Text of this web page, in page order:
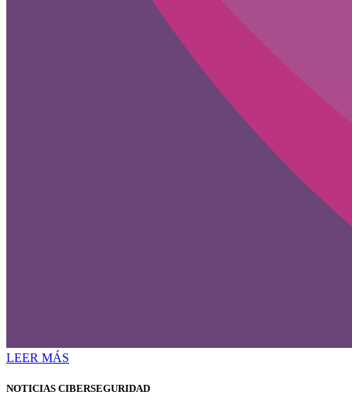
LEER MÁS
NOTICIAS CIBERSEGURIDAD